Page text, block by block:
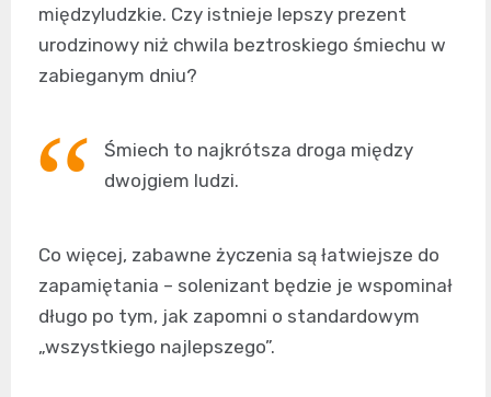
międzyludzkie. Czy istnieje lepszy prezent
urodzinowy niż chwila beztroskiego śmiechu w
zabieganym dniu?
Śmiech to najkrótsza droga między
dwojgiem ludzi.
Co więcej, zabawne życzenia są łatwiejsze do
zapamiętania – solenizant będzie je wspominał
długo po tym, jak zapomni o standardowym
„wszystkiego najlepszego”.